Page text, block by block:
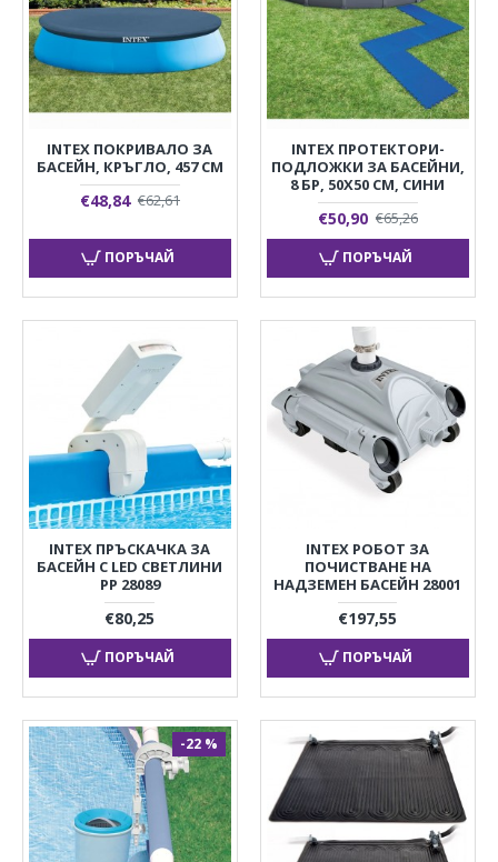
INTEX ПОКРИВАЛО ЗА
БАСЕЙН, КРЪГЛО, 457 СМ
€48,84 €62,61
ПОРЪЧАЙ
INTEX ПРОТЕКТОРИ-
ПОДЛОЖКИ ЗА БАСЕЙНИ,
8 БР, 50X50 СМ, СИНИ
€50,90 €65,26
ПОРЪЧАЙ
INTEX ПРЪСКАЧКА ЗА
БАСЕЙН С LED СВЕТЛИНИ
PP 28089
€80,25
ПОРЪЧАЙ
INTEX РОБОТ ЗА
ПОЧИСТВАНЕ НА
НАДЗЕМЕН БАСЕЙН 28001
€197,55
ПОРЪЧАЙ
-22 %